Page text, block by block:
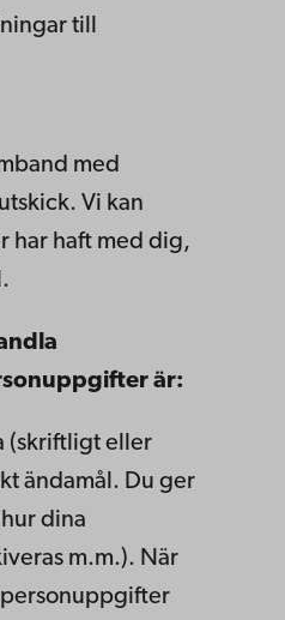
till
med
Vi kan
har haft med dig,
är:
(skriftligt eller
ändamål. Du ger
dina
m.m.). När